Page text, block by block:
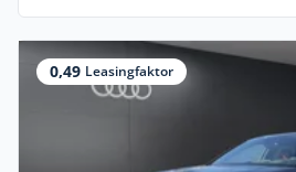
0,49 Leasingfaktor